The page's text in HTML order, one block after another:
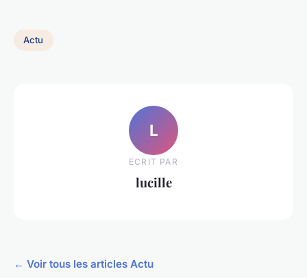
Actu
L
ECRIT PAR
lucille
← Voir tous les articles Actu